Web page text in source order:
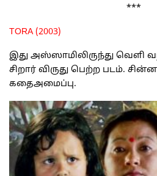
***
TORA (2003)
இது அஸ்ஸாமிலிருந்து வெளி
சிறார் விருது பெற்ற படம்.
கதைஅமைப்பு.